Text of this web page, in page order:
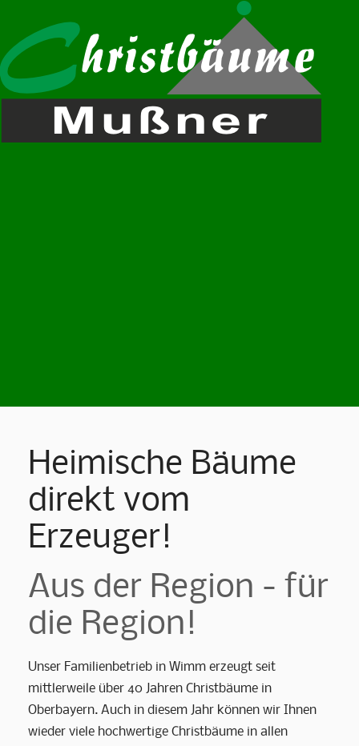
Heimische Bäume
direkt vom
Erzeuger!
Aus der Region - für
die Region!
Unser Familienbetrieb in Wimm erzeugt seit
mittlerweile über 40 Jahren Christbäume in
Oberbayern. Auch in diesem Jahr können wir Ihnen
wieder viele hochwertige Christbäume in allen